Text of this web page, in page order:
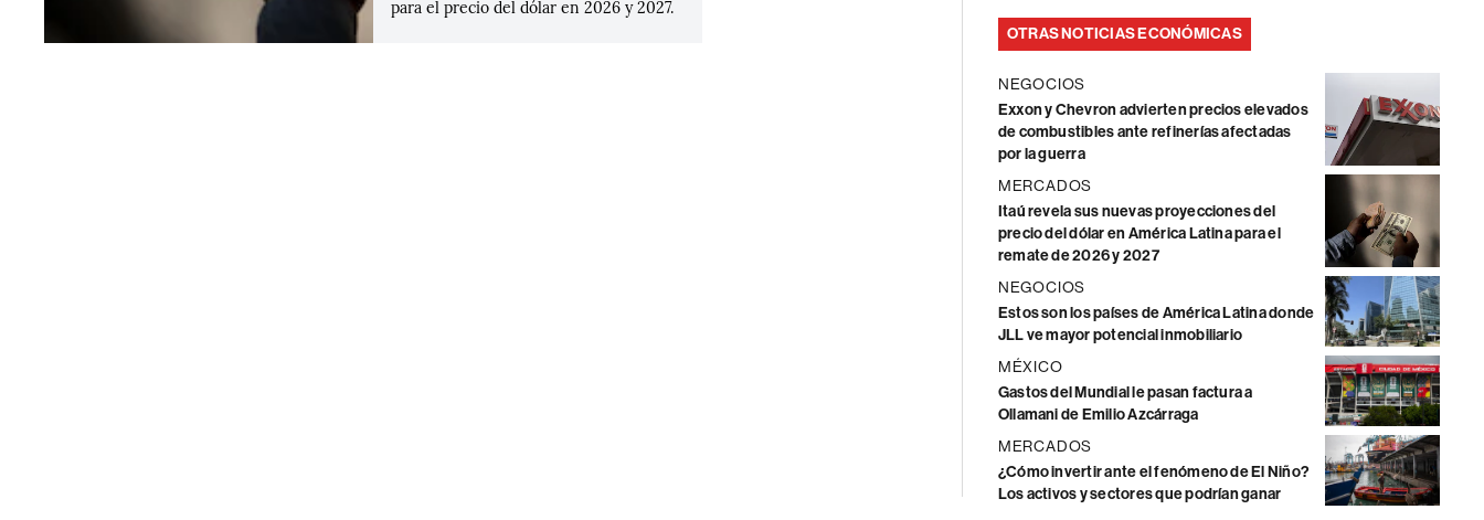
para el precio del dólar en 2026 y 2027.
OTRAS NOTICIAS ECONÓMICAS
NEGOCIOS
Exxon y Chevron advierten precios elevados
de combustibles ante refinerías afectadas
por la guerra
MERCADOS
Itaú revela sus nuevas proyecciones del
precio del dólar en América Latina para el
remate de 2026 y 2027
NEGOCIOS
Estos son los países de América Latina donde
JLL ve mayor potencial inmobiliario
MÉXICO
Gastos del Mundial le pasan factura a
Ollamani de Emilio Azcárraga
MERCADOS
¿Cómo invertir ante el fenómeno de El Niño?
Los activos y sectores que podrían ganar